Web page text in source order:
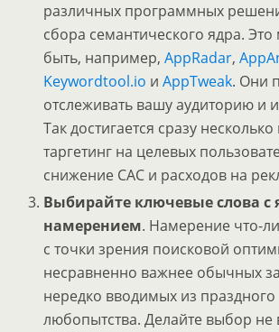
различных программных
сбора семантического ядра.
быть, например,AppRadar,
Keywordtool.io иAppTweak. Они
отслеживать вашу аудиторию и
Так достигается сразу
таргетинг на целевых
снижение CAC и расходов на
Выбирайте ключевые слова с
намерением. Намерение что-
с точки зрения поисковой
несравненно важнее обычных
нередко вводимых из праздного
любопытства. Делайте выбор не